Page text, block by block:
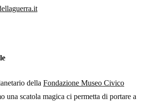
della Fondazione Museo Civico
una scatola magica ci permetta di portare a